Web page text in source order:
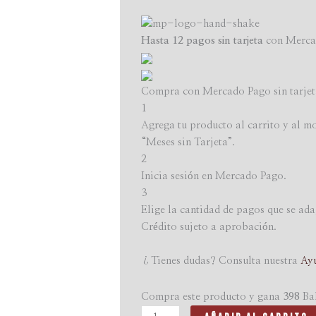
Hasta 12 pagos sin tarjeta con
Compra con Mercado Pago sin
1
Agrega tu producto al carrito y al
“Meses sin Tarjeta”.
2
Inicia sesión en Mercado Pago.
3
Elige la cantidad de pagos que se
Crédito sujeto a aprobación.
¿Tienes dudas? Consulta nuestra
Compra este producto y gana 398
Cepillo
de
bambú
+
Blanqueador
dental
artesanal
"Revolución"
cantidad